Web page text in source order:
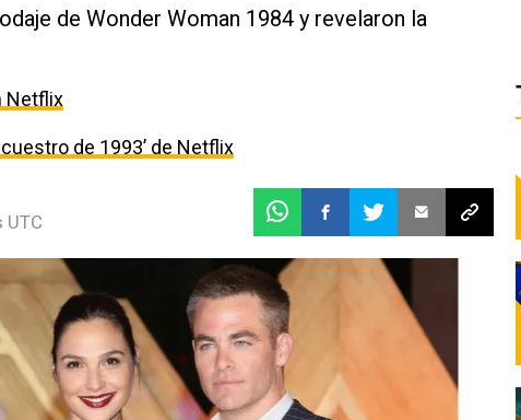
de Wonder Woman 1984 y revelaron la
Netflix
de 1993’ de Netflix